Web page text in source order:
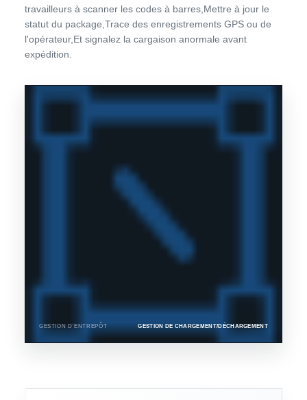
travailleurs à scanner les codes à barres,Mettre à jour le
statut du package,Trace des enregistrements GPS ou de
l'opérateur,Et signalez la cargaison anormale avant
expédition.
GESTION D'ENTREPÔT GESTION DE CHARGEMENT/DÉCHARGEMENT